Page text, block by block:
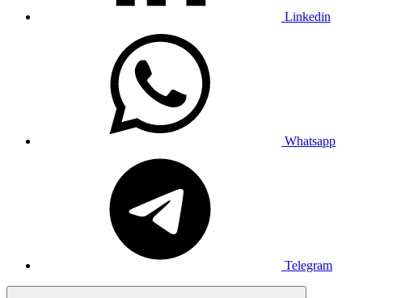
Linkedin
Whatsapp
Telegram